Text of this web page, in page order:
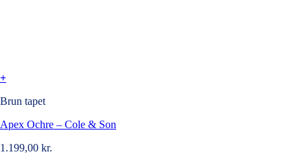
+
Brun tapet
Apex Ochre – Cole & Son
1.199,00 kr.